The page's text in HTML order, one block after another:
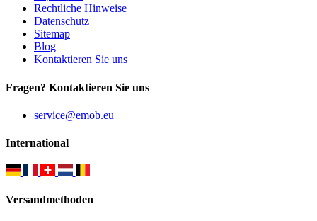
Rechtliche Hinweise
Datenschutz
Sitemap
Blog
Kontaktieren Sie uns
Fragen? Kontaktieren Sie uns
service@emob.eu
International
Versandmethoden